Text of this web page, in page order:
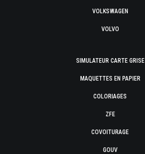
VOLKSWAGEN
VOLVO
SIMULATEUR CARTE GRISE
MAQUETTES EN PAPIER
COLORIAGES
ZFE
COVOITURAGE
GOUV